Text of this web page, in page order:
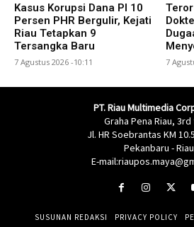
Kasus Korupsi Dana PI 10
Persen PHR Bergulir, Kejati
Riau Tetapkan 9
Tersangka Baru
7 Agustus 2026 -10:11 7
PT. Riau Multimedia
Graha Pena Riau,
Jl. HR Soebrantas KM
Pekanbaru - Riau
E-
SUSUNAN REDAKSI PRIVACY POLICY